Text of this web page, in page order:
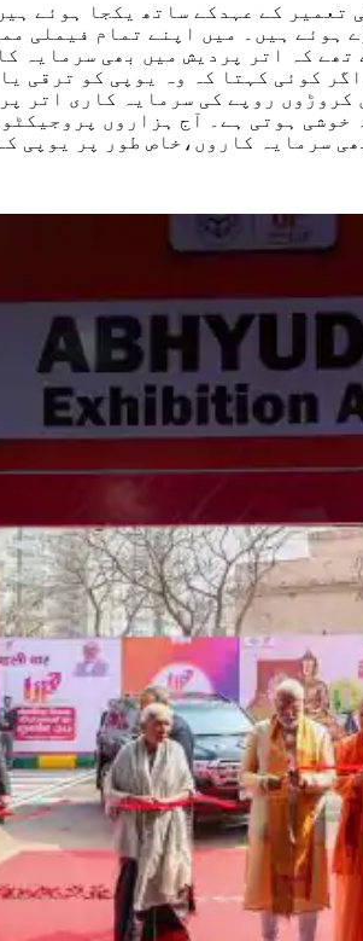
کے عہدکے ساتھ یکجا ہوئے
سے جڑے ہوئے ہیں۔ میں اپنے تمام
پہلے ہم سوچ بھی نہیں سکتے تھے کہ اتر
کوئی کہتا کہ وہ یوپی کو ترقی
روپے کی سرمایہ کاری اتر
ہوتی ہے۔ آج ہزاروں
سرمایہ کاروں،خاص طور پر یوپی